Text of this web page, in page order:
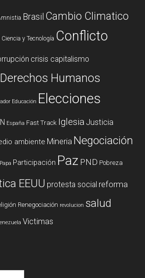
Brasil Cambio Climatico
Ciencia y Tecnología Conflicto
crisis capitalismo
Derechos Humanos
Educación Elecciones
España Fast Track Iglesia Justicia
ambiente Mineria Negociación
Papa Participación Paz PND Pobreza
EEUU protesta social reforma
Renegociación revolucion salud
Victimas